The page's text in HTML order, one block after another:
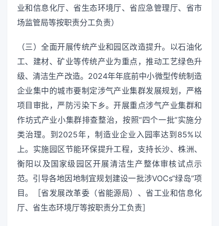
业和信息化厅、省生态环境厅、省应急管理厅、省市
场监管局等按职责分工负责）
（三）全面开展传统产业和园区改造提升。以石油化
工、建材、矿业等传统产业为重点，推动工艺绿色升
级、清洁生产改造。2024年年底前中小微型传统制造
企业集中的城市要制定涉气产业集群发展规划，严格
项目审批，严防污染下乡。开展重点涉气产业集群和
作坊式产业小集群排查整治，按照“四个一批”实施分
类治理。到2025年，制造业企业入园率达到85%以
上。实施园区节能环保提升工程，支持长沙、株洲、
衡阳以及国家级园区开展清洁生产整体审核试点示
范。引导各地因地制宜规划建设一批涉VOCs“绿岛”项
目。［省发展改革委（省能源局）、省工业和信息化
厅、省生态环境厅等按职责分工负责］